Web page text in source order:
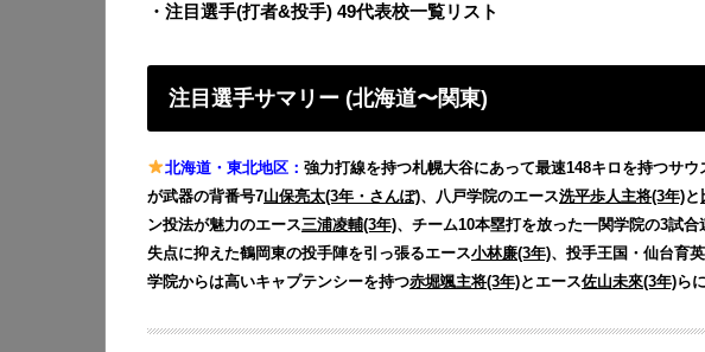
・注目選手(打者&投手) 49代表校一覧リスト
注目選手サマリー (北海道〜関東)
北海道・東北地区：強力打線を持つ札幌大谷にあって最速148キロを持つサウ
が武器の背番号7山保亮太(3年・さんぽ)、八戸学院のエース洗平歩人主将(3年)と
ン投法が魅力のエース三浦凌輔(3年)、チーム10本塁打を放った一関学院の3試合
失点に抑えた鶴岡東の投手陣を引っ張るエース小林廉(3年)、投手王国・仙台育
学院からは高いキャプテンシーを持つ赤堀颯主将(3年)とエース佐山未來(3年)ら